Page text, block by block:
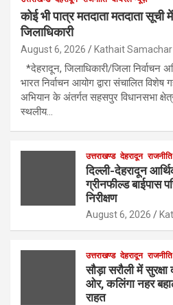
कोई भी पात्र मतदाता मतदाता
जिलाधिकारी
August 6, 2026 Kathait
*देहरादून, जिलाधिकारी/जिला निर्वाचन
भारत निर्वाचन आयोग द्वारा संचालित
अभियान के अंतर्गत सहसपुर विधानसभा
स्थलीय…
उत्तराखण्ड देहरादून राजनीति
दिल्ली-देहरादून
ग्रीनफील्ड बाईपास
निरीक्षण
August 6, 2026
उत्तराखण्ड देहरादून राजनीति
सौड़ा सरौली में सुरक्षा
ओर, कलिंगा नहर
राहत